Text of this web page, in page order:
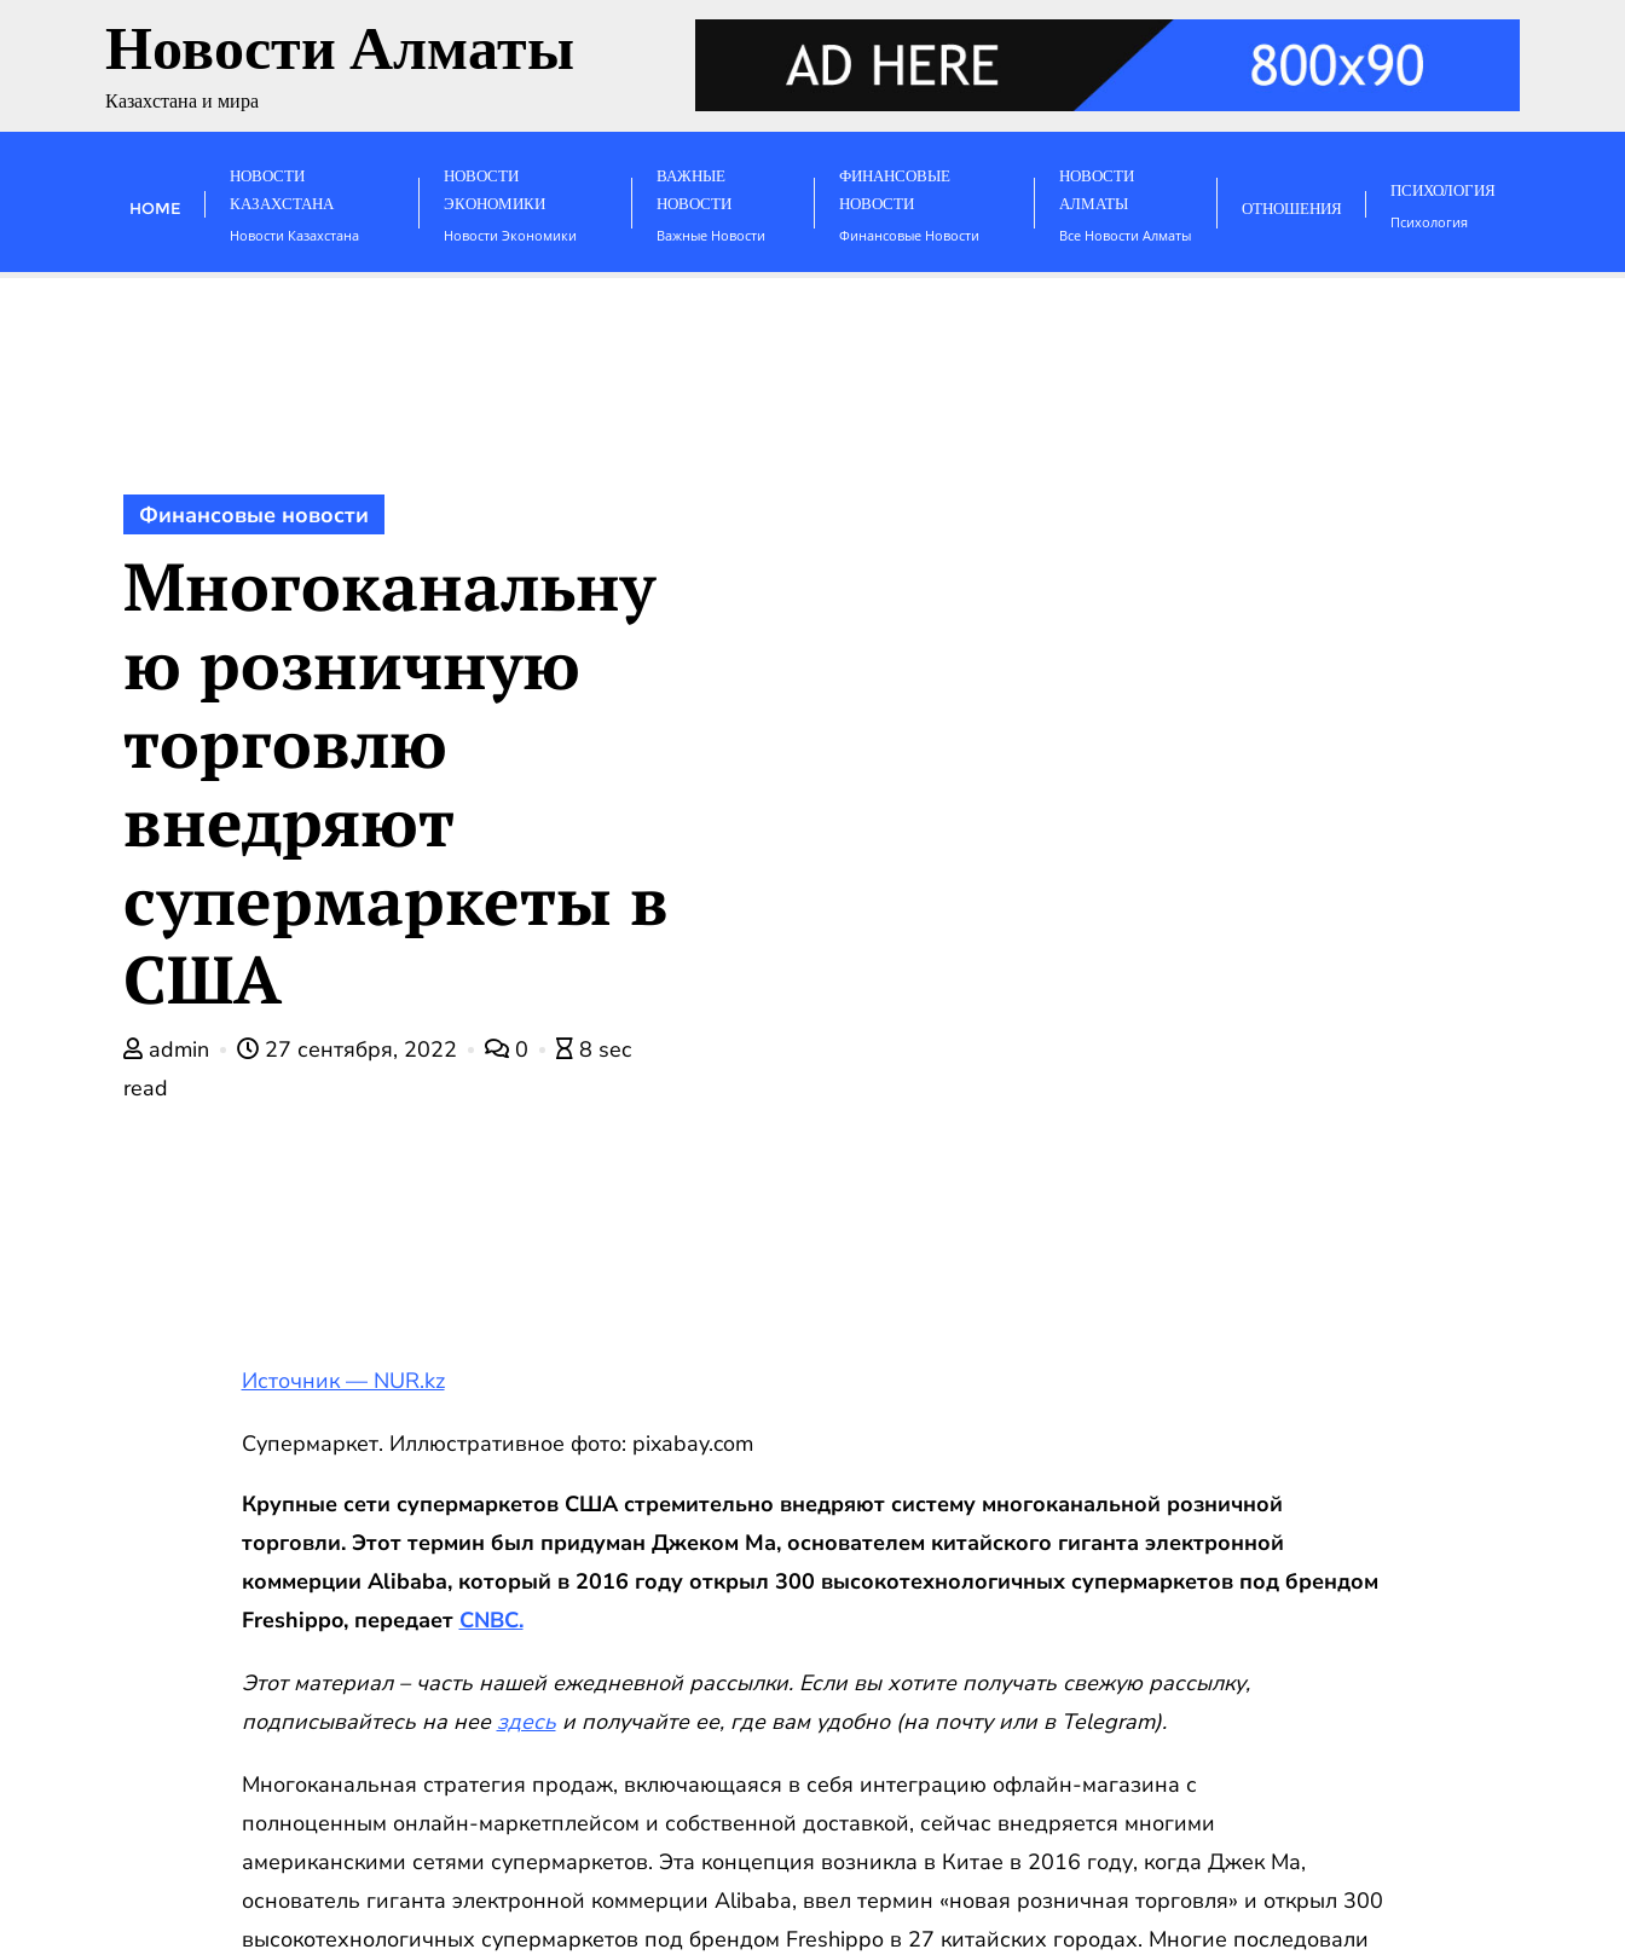
Новости Алматы
Казахстана и мира
HOME
НОВОСТИ
КАЗАХСТАНА
Новости Казахстана
НОВОСТИ
ЭКОНОМИКИ
Новости Экономики
ВАЖНЫЕ
НОВОСТИ
Важные Новости
ФИНАНСОВЫЕ
НОВОСТИ
Финансовые Новости
НОВОСТИ
АЛМАТЫ
Все Новости Алматы
ОТНОШЕНИЯ
ПСИХОЛОГИЯ
Психология
Финансовые новости
Многоканальну
ю розничную
торговлю
внедряют
супермаркеты в
США
admin 27 сентября, 2022 0
8 sec
read
Источник — NUR.kz
Супермаркет. Иллюстративное фото: pixabay.com
Крупные сети супермаркетов США стремительно внедряют систему многоканальной розничной
торговли. Этот термин был придуман Джеком Ма, основателем китайского гиганта электронной
коммерции Alibaba, который в 2016 году открыл 300 высокотехнологичных супермаркетов под брендом
Freshippo, передает CNBC.
Этот материал – часть нашей ежедневной рассылки. Если вы хотите получать свежую рассылку,
подписывайтесь на нее здесьи получайте ее, где вам удобно (на почту или в Telegram).
Многоканальная стратегия продаж, включающаяся в себя интеграцию офлайн-магазина с
полноценным онлайн-маркетплейсом и собственной доставкой, сейчас внедряется многими
американскими сетями супермаркетов. Эта концепция возникла в Китае в 2016 году, когда Джек Ма,
основатель гиганта электронной коммерции Alibaba, ввел термин «новая розничная торговля» и открыл 300
высокотехнологичных супермаркетов под брендом Freshippo в 27 китайских городах. Многие последовали